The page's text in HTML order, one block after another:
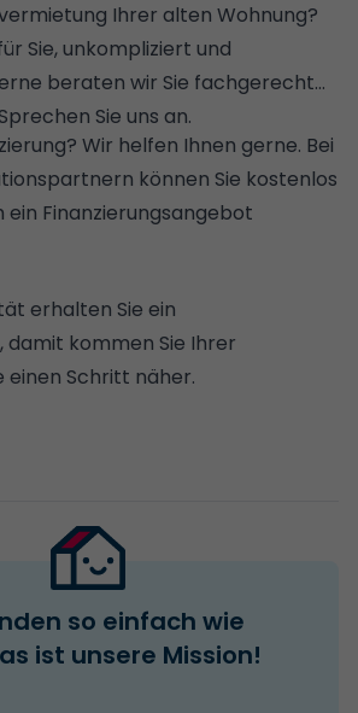
Ihrer alten Wohnung?
Sie, unkompliziert und
beraten wir Sie fachgerecht
Sie uns an.
Wir helfen Ihnen gerne. Bei
können Sie kostenlos
ein Finanzierungsangebot
erhalten Sie ein
kommen Sie Ihrer
einen Schritt näher.
so einfach wie
ist unsere Mission!